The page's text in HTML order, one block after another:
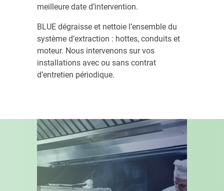
meilleure date d’intervention.
BLUE dégraisse et nettoie l’ensemble du
système d’extraction : hottes, conduits et
moteur. Nous intervenons sur vos
installations avec ou sans contrat
d’entretien périodique.